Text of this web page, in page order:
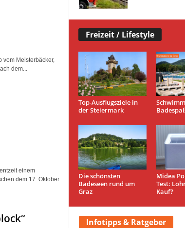
vom Meisterbäcker,
dem...
einem
dem 17. Oktober
Freizeit / Lifestyle
Top-Ausflugsziele in
der Steiermark
Die schönsten
Badeseen rund um
Graz
Midea
Test:
Kauf?
Infotipps & Ratgeber